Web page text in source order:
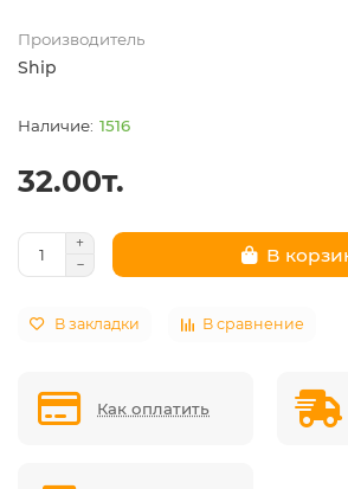
Производитель
Ship
1516
32.00т.
В
В закладки В сравнение
Как оплатить